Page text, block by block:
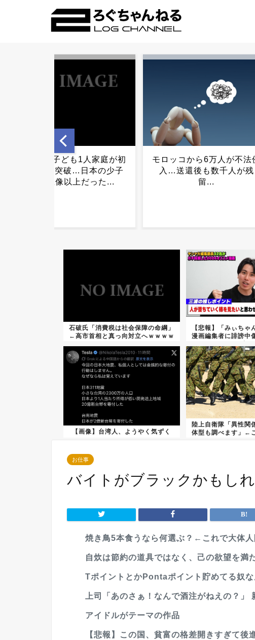
富士山の麓、青木ヶ原樹
に延長2kmの“石の壁” い
たい誰が何のために？ い
モロッコから6万人が不法侵
入…送還後も数千人が残
留...
石破氏「消費税は社会保障の命綱」
←高市首相と真っ向対立へｗｗｗｗ
【悲報】「みぃちゃ
漫画編集者に誹謗中
【画像】台湾人、ようやく気ずく
陸上自衛隊「異性関
体型も調べます」←
お仕事
バイトがブラックかもし
焼き鳥5本食うなら何選ぶ？←これで大体
自炊は節約の道具ではなく、己の欲望を満
TポイントとかPontaポイント貯めてる奴な
上司「あのさぁ！なんで酒注がねえの？
アイドルがテーマの作品
【悲報】この国、貧富の格差開きすぎて後